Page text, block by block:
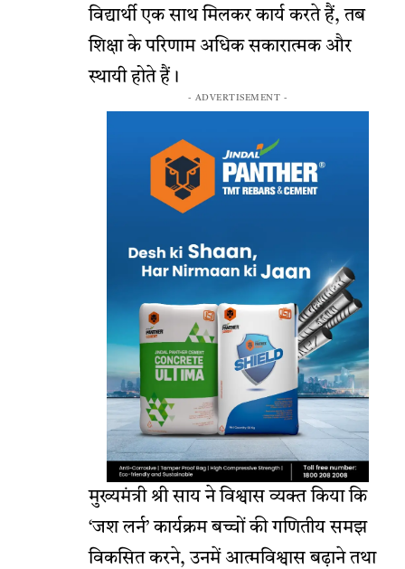
विद्यार्थी एक साथ मिलकर कार्य करते हैं, तब
शिक्षा के परिणाम अधिक सकारात्मक और
स्थायी होते हैं।
- ADVERTISEMENT -
मुख्यमंत्री श्री साय ने विश्वास व्यक्त किया कि
‘जश लर्न’ कार्यक्रम बच्चों की गणितीय समझ
विकसित करने, उनमें आत्मविश्वास बढ़ाने तथा